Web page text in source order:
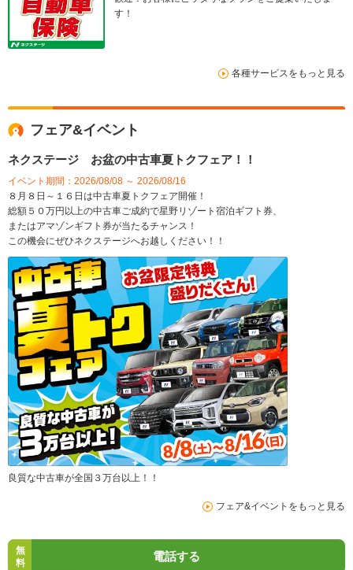
す！
各種サービスをもっと見る
フェア&イベント
ネクステージ お盆の中古車夏トクフェア！！
イベント期間：2026/08/08 ～ 2026/08/16
８月８日～１６日は中古車夏トクフェア開催！
総額５０万円以上の中古車ご成約で星野リゾート宿泊ギフト券、
またはアマゾンギフト券が当たるチャンス！
この機会にぜひネクステージへお越しください！！
良質な中古車が全国３万台以上！！
フェア&イベントをもっと見る
無
料
電話する